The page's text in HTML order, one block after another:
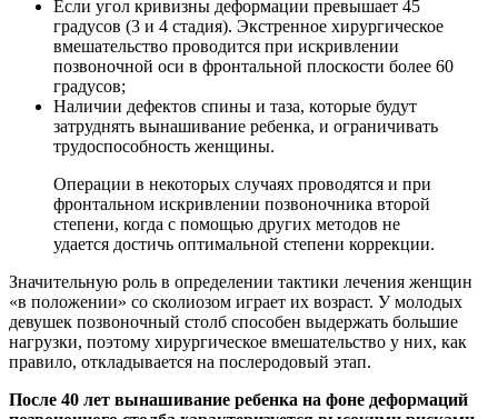
Если угол кривизны деформации превышает 45
градусов (3 и 4 стадия). Экстренное хирургическое
вмешательство проводится при искривлении
позвоночной оси в фронтальной плоскости более 60
градусов;
Наличии дефектов спины и таза, которые будут
затруднять вынашивание ребенка, и ограничивать
трудоспособность женщины.
Операции в некоторых случаях проводятся и при
фронтальном искривлении позвоночника второй
степени, когда с помощью других методов не
удается достичь оптимальной степени коррекции.
Значительную роль в определении тактики лечения женщин
«в положении» со сколиозом играет их возраст. У молодых
девушек позвоночный столб способен выдержать большие
нагрузки, поэтому хирургическое вмешательство у них, как
правило, откладывается на послеродовый этап.
После 40 лет вынашивание ребенка на фоне деформаций